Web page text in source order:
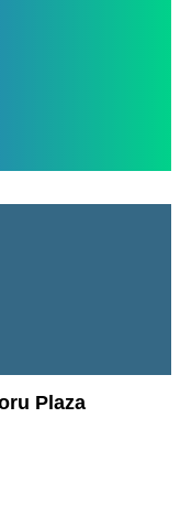
Plaza